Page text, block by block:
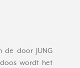
de door JUNG
wordt het